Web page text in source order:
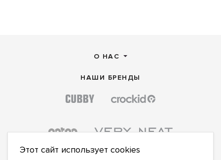
О НАС
НАШИ БРЕНДЫ
Этот сайт использует cookies